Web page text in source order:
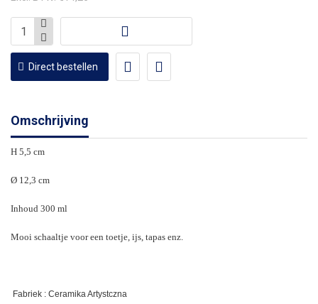
Direct bestellen
Omschrijving
H 5,5 cm
Ø 12,3 cm
Inhoud 300 ml
Mooi schaaltje voor een toetje, ijs, tapas enz.
Fabriek : Ceramika Artystczna